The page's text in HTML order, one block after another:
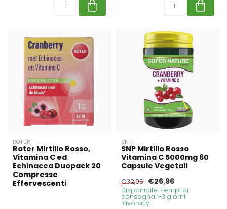
ROTER
Roter Mirtillo Rosso,
Vitamina C ed
Echinacea Duopack 20
Compresse
Effervescenti
SNP
SNP Mirtillo Rosso
Vitamina C 5000mg 60
Capsule Vegetali
€32,95 €26,96
Disponibile. Tempi di
consegna 1-3 giorni
lavorativi